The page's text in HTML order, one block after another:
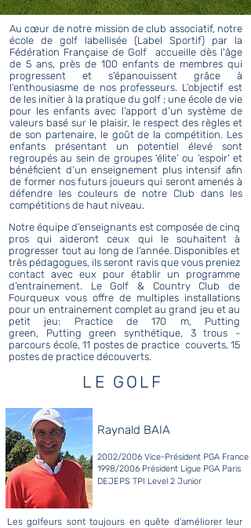
Au cœur de notre mission de club associatif, notre
école de golf labellisée (Label Sportif) par la
Fédération Française de Golf accueille dès l'âge
de 5 ans, près de 100 enfants de membres qui
progressent et s’épanouissent grâce à
l’enthousiasme de nos professeurs. L’objectif est
de les initier à la pratique du golf ; une école de vie
pour les enfants avec l’apport d’un système de
valeurs basé sur le plaisir, le respect des règles et
de son partenaire, le goût de la compétition. Les
enfants présentant un potentiel élevé sont
regroupés au sein de groupes ‘élite’ ou ‘espoir’ et
bénéficient d’un enseignement plus intensif afin
de former nos futurs joueurs qui seront amenés à
défendre les couleurs de notre Club dans les
compétitions de haut niveau.
Notre équipe d’enseignants est composée de cinq
pros qui aideront ceux qui le souhaitent à
progresser tout au long de l’année. Disponibles et
très pédagogues, ils seront ravis que vous preniez
contact avec eux pour établir un programme
d’entrainement. Le Golf & Country Club de
Fourqueux vous offre de multiples installations
pour un entrainement complet au grand jeu et au
petit jeu: Practice de 170 m, Putting
green, Putting green synthétique, 3 ​trous -
parcours école, 11 postes de practice couverts, 15
postes de practice découverts.
LE GOLF
Raynald BAIA
2002/2006 Vice-Président PGA France
1998/2006 Président Ligue PGA Paris
DEJEPS TPI Level 2 Junior ​
Les golfeurs sont toujours en quête d’améliorer leur